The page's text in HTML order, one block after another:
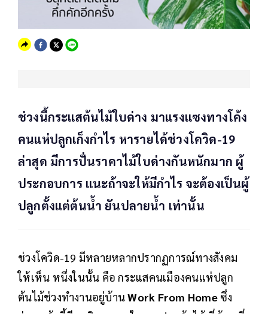
ช่วงนี้กระแสต้นไม้ใบด่าง มาแรงแซงทางโค้ง
คนแห่ปลูกเก็งกำไร หารายได้ช่วงโควิด-19
ล่าสุด มีการปั่นราคาไม้ใบด่างกันหนักมาก ผู้
ประกอบการ แนะถ้าจะให้มีกำไร จะต้องเป็นผู้
ปลูกตั้งแต่ต้นน้ำ ยันปลายน้ำ เท่านั้น
ช่วงโควิด-19 มีหลายหลากปรากฏการณ์ทางสังคม
ให้เห็น หนึ่งในนั้น คือ กระแสคนเมืองคนแห่ปลูก
ต้นไม้ช่วงทำงานอยู่บ้านWork From Homeซึ่ง